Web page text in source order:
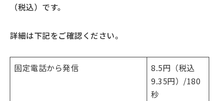
（税込）です。
詳細は下記をご確認ください。
固定電話から発信
8.5円（税込
9.35円）/180
秒